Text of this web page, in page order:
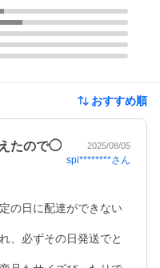
おすすめ順
たので◯ 2025/08/05
spi********さん
の日に配達ができない
、必ずその日発送でと